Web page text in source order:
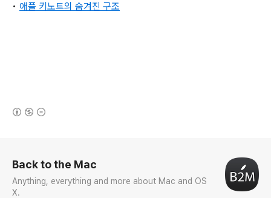
• 애플 키노트의 숨겨진 구조
Back to the Mac
Anything, everything and more about Mac and OS
X.